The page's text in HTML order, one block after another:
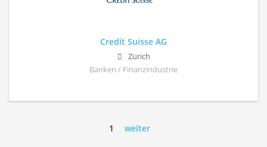
Credit Suisse AG
Zürich
Banken / Finanzindustrie
1 weiter